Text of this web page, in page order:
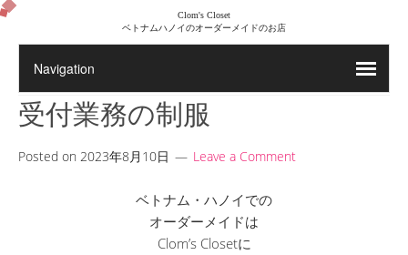
Clom's Closet
ベトナムハノイのオーダーメイドのお店
受付業務の制服
Posted on 2023年8月10日 Leave a Comment
ベトナム・ハノイでの
オーダーメイドは
Clom’s Closetに